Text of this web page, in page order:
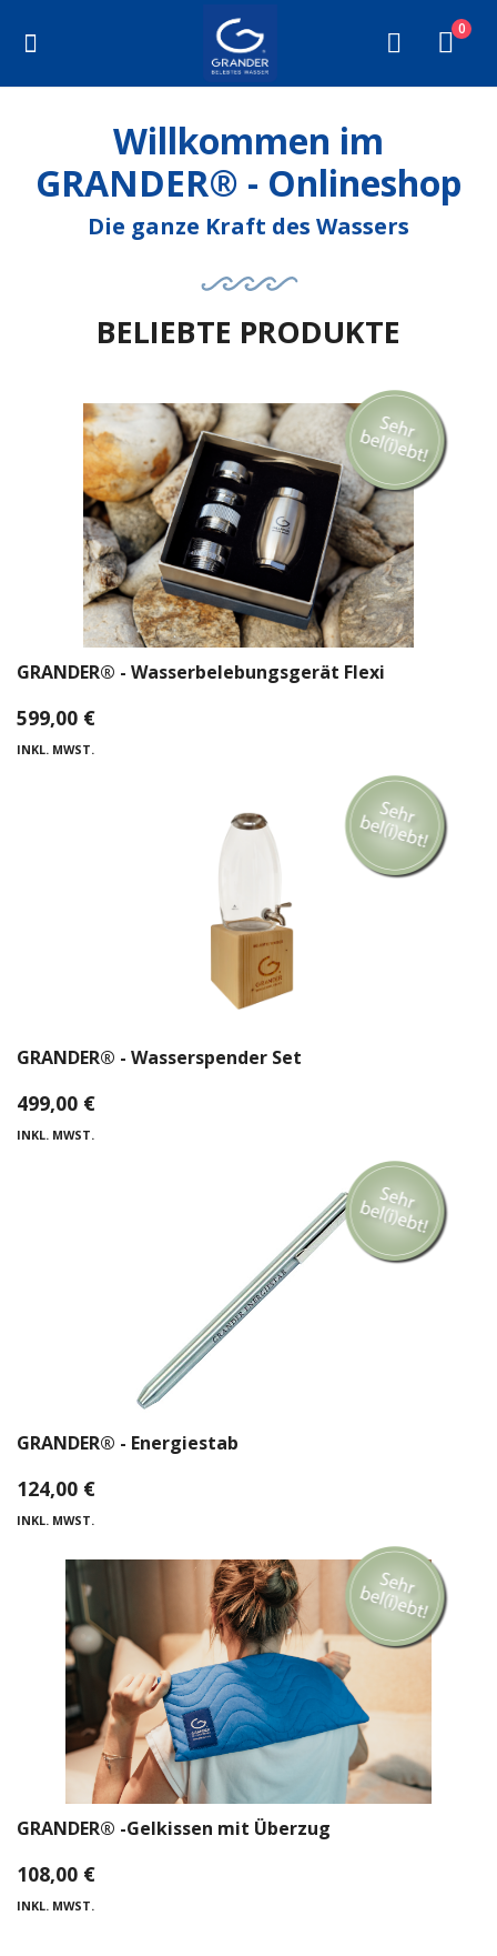
0
THERMOSFLASCHEN
HEILBEHELFE
KONTAKT
Anmeldung
Registrieren
Willkommen im
GRANDER® - Onlineshop
Die ganze Kraft des Wassers
BELIEBTE PRODUKTE
GRANDER® - Wasserbelebungsgerät Flexi
599,00 €
INKL. MWST.
GRANDER® - Wasserspender Set
499,00 €
INKL. MWST.
GRANDER® - Energiestab
124,00 €
INKL. MWST.
GRANDER® -Gelkissen mit Überzug
108,00 €
INKL. MWST.